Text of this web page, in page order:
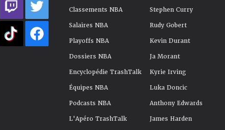
Classements NBA
Salaires NBA
Playoffs NBA
Dossiers NBA
Encyclopédie TrashTalk
Équipes NBA
Podcasts NBA
L'Apéro TrashTalk
Stephen Curry
Rudy Gobert
Kevin Durant
Ja Morant
Kyrie Irving
Luka Doncic
Anthony Edwards
James Harden